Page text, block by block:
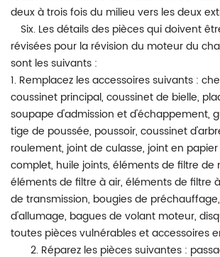
deux à trois fois du milieu vers les deux
Six. Les détails des pièces qui doivent
révisées pour la révision du moteur du
sont les suivants :
1. Remplacez les accessoires suivants :
coussinet principal, coussinet de bielle,
soupape d'admission et d'échappement,
tige de poussée, poussoir, coussinet
roulement, joint de culasse, joint en
complet, huile joints, éléments de filtre de
éléments de filtre à air, éléments de filtre
de transmission, bougies de
d'allumage, bagues de volant moteur,
toutes pièces vulnérables et accessoires
2. Réparez les pièces suivantes :